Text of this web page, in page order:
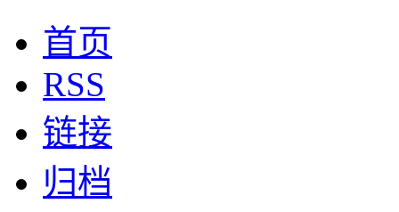
首页
RSS
链接
归档